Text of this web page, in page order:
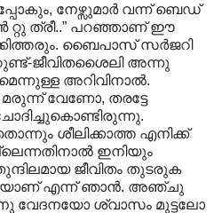
നേഴ്സുമാർ വന്ന് ബെഡ്
റ്റു ത്രീ..” പറഞ്ഞാണ് ഈ
ബൈപാസ് സർജറി
ജീവിതശൈലി അന്നു
അറിവിനാൽ.
വേണോ, തരട്ടേ
ശീലിക്കാത്ത എനിക്ക്
ഇനിയും
ജീവിതം തുടരുക
എന്ന് ഞാൻ. അഞ്ചു
വേദനയോ ശ്വാസം മുട്ടലോ